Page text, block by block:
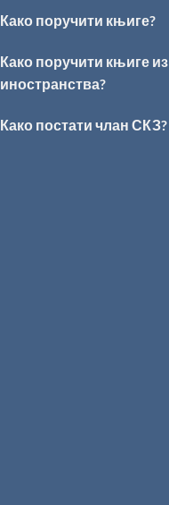
Како поручити књиге?
Како поручити књиге из
иностранства?
Како постати члан СКЗ?